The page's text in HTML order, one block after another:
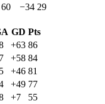
60 −34 29
GD Pts
+63 86
+58 84
+46 81
+49 77
+7
55